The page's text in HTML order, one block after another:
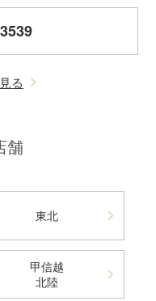
る
舗
東北
甲信越
北陸